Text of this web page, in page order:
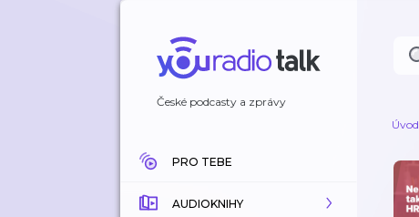
České podcasty a zprávy
PRO TEBE
AUDIOKNIHY
Úvod